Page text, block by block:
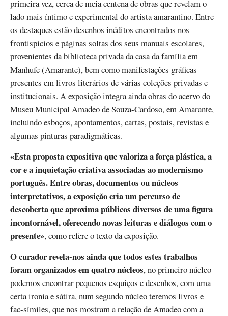
primeira vez, cerca de meia centena de obras que revelam o
lado mais íntimo e experimental do artista amarantino. Entre
os destaques estão desenhos inéditos encontrados nos
frontispícios e páginas soltas dos seus manuais escolares,
provenientes da biblioteca privada da casa da família em
Manhufe (Amarante), bem como manifestações gráficas
presentes em livros literários de várias coleções privadas e
institucionais. A exposição integra ainda obras do acervo do
Museu Municipal Amadeo de Souza-Cardoso, em Amarante,
incluindo esboços, apontamentos, cartas, postais, revistas e
algumas pinturas paradigmáticas.
«Esta proposta expositiva que valoriza a força plástica, a
cor e a inquietação criativa associadas ao modernismo
português. Entre obras, documentos ou núcleos
interpretativos, a exposição cria um percurso de
descoberta que aproxima públicos diversos de uma figura
incontornável, oferecendo novas leituras e diálogos com o
presente», como refere o texto da exposição.
O curador revela-nos ainda que todos estes trabalhos
foram organizados em quatro núcleos, no primeiro núcleo
podemos encontrar pequenos esquiços e desenhos, com uma
certa ironia e sátira, num segundo núcleo teremos livros e
fac-símiles, que nos mostram a relação de Amadeo com a